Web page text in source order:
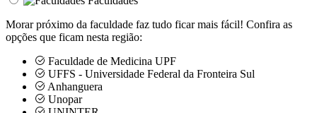
Morar próximo da faculdade faz tudo ficar mais fácil! Confira as
opções que ficam nesta região:
Faculdade de Medicina UPF
UFFS - Universidade Federal da Fronteira Sul
Anhanguera
Unopar